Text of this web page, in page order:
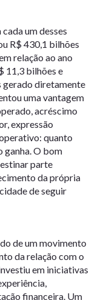
um desses
R$ 430,1 bilhões
relação ao ano
11,3 bilhões e
gerado diretamente
uma vantagem
acréscimo
expressão
quanto
ganha. O bom
parte
da própria
de seguir
de um movimento
da relação com o
em iniciativas
financeira. Um